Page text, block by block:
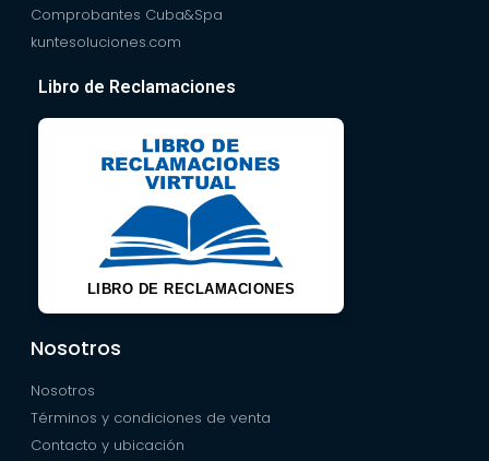
Comprobantes Cuba&Spa
kuntesoluciones.com
Libro de Reclamaciones
LIBRO DE RECLAMACIONES
Nosotros
Nosotros
Términos y condiciones de venta
Contacto y ubicación